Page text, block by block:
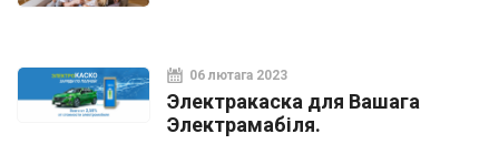
06 лютага 2023
Электракаска для Вашага
Электрамабіля.